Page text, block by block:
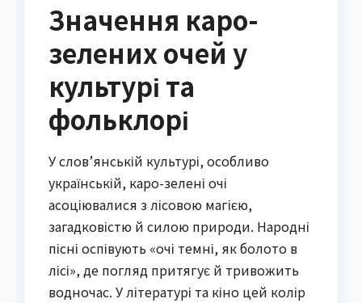
Значення каро-
зелених очей у
культурі та
фольклорі
У слов’янській культурі, особливо
українській, каро-зелені очі
асоціювалися з лісовою магією,
загадковістю й силою природи. Народні
пісні оспівують «очі темні, як болото в
лісі», де погляд притягує й тривожить
водночас. У літературі та кіно цей колір